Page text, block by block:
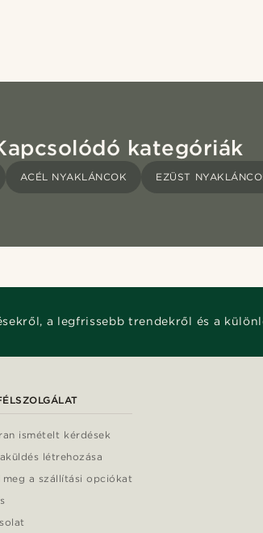
kategóriák
ACÉL NYAKLÁNCOK EZÜST
a legfrissebb trendekről és a
ismételt kérdések
létrehozása
meg a szállítási opciókat